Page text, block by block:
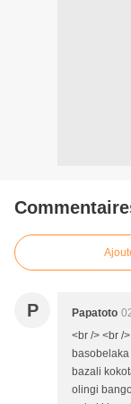
P Papatoto
<br /> <br /
basobelaka
bazali
olingi